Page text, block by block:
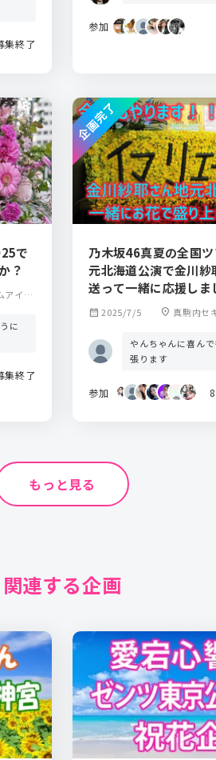
集終了
参加
で
？
アイス
に
集終了
乃木坂46真夏の全国
元北海道公演で金川紗
送って一緒に応援しま
calendar_month 2025/7/5 location_on 真駒内セ
やんちゃんに喜ん
張ります
参加
企画完了
もっと見る
関連する企画